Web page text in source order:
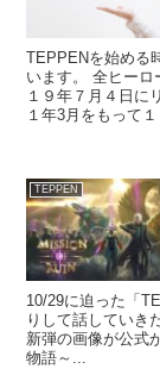
TEPPENを始める
います。 全ヒーロ
１９年７月４日に
１年3月をもって
TEPPEN
10/29に迫った「
りして話していき
新弾の画像が公式
物語～...